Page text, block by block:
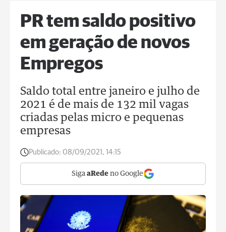
PR tem saldo positivo
em geração de novos
Empregos
Saldo total entre janeiro e julho de
2021 é de mais de 132 mil vagas
criadas pelas micro e pequenas
empresas
Publicado: 08/09/2021, 14:15
Siga aRede no Google